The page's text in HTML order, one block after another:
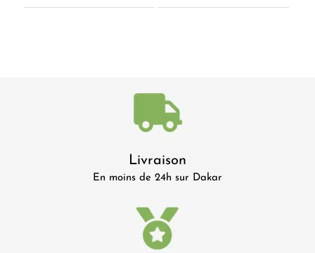
Livraison
En moins de 24h sur Dakar